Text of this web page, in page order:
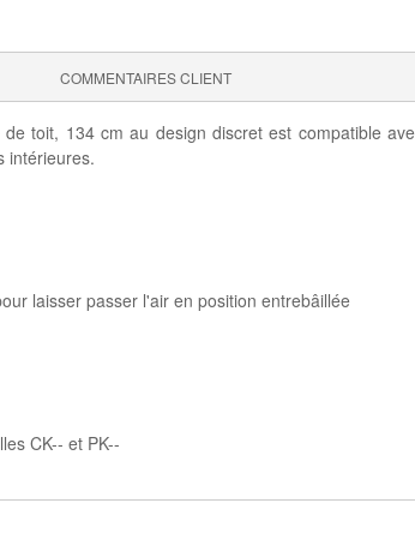
COMMENTAIRES CLIENT
toit, 134 cm au design discret est compatible
intérieures.
laisser passer l'air en position entrebâillée
CK-- et PK--